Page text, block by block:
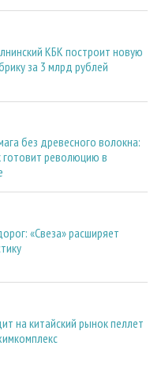
КБК построит новую
за 3 млрд рублей
без древесного волокна:
готовит революцию в
«Свеза» расширяет
на китайский рынок пеллет